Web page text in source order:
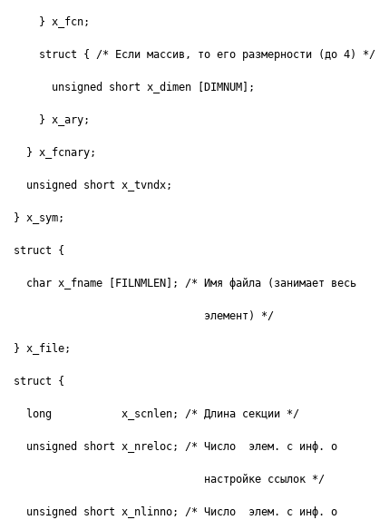
      } x_fcn;
      struct { /* Если массив, то его размерности (до 4) */
        unsigned short x_dimen [DIMNUM];
      } x_ary;
    } x_fcnary;
    unsigned short x_tvndx;
  } x_sym;
  struct {
    char x_fname [FILNMLEN]; /* Имя файла (занимает весь
                                элемент) */
  } x_file;
  struct {
    long           x_scnlen; /* Длина секции */
    unsigned short x_nreloc; /* Число  элем. с инф. о
                                настройке ссылок */
    unsigned short x_nlinno; /* Число  элем. с инф. о